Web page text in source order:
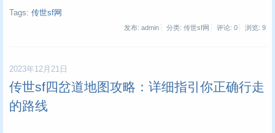
Tags: 传世sf网
发布: admin 分类: 传世sf网 评论: 0 浏览: 9
2023年12月21日
传世sf四岔道地图攻略：详细指引你正确行走
的路线